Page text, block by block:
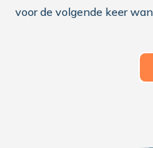
voor de volgende keer